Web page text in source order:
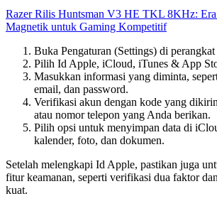
Razer Rilis Huntsman V3 HE TKL 8KHz:
Magnetik untuk Gaming Kompetitif
Buka Pengaturan (Settings) di
Pilih Id Apple, iCloud, iTunes & App
Masukkan informasi yang diminta,
email, dan password.
Verifikasi akun dengan kode yang
atau nomor telepon yang Anda berikan.
Pilih opsi untuk menyimpan data di
kalender, foto, dan dokumen.
Setelah melengkapi Id Apple, pastikan juga
fitur keamanan, seperti verifikasi dua faktor
kuat.